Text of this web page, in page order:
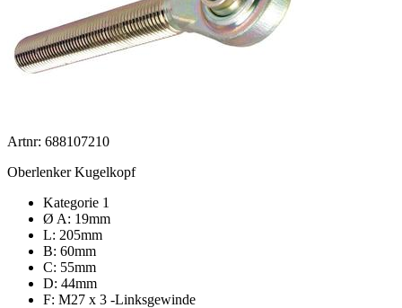
Artnr: 688107210
Oberlenker Kugelkopf
Kategorie 1
Ø A: 19mm
L: 205mm
B: 60mm
C: 55mm
D: 44mm
F: M27 x 3 -Linksgewinde